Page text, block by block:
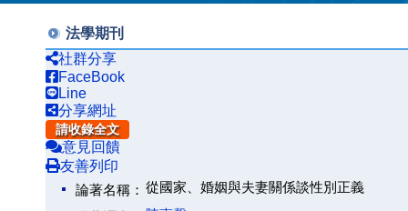
法學期刊
社群分享
FaceBook
Line
分享網址
請收錄全文
意見回饋
友善列印
論著名稱： 從國家、婚姻與夫妻關係談性別正義